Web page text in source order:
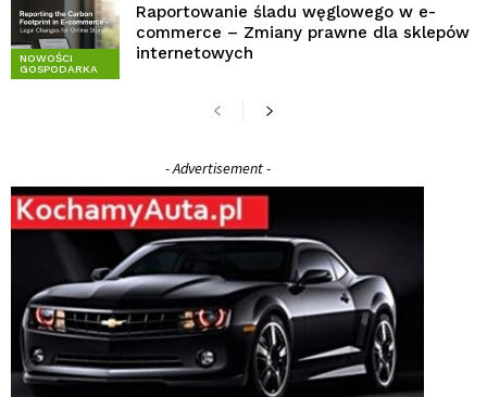
NOWOŚCI
GOSPODARKA
Raportowanie śladu węglowego w e-
commerce – Zmiany prawne dla sklepów
internetowych
- Advertisement -